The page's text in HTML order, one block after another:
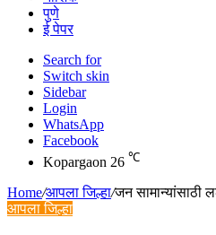
पुणे
ई पेपर
Search for
Switch skin
Sidebar
Login
WhatsApp
Facebook
Kopargaon 26 ℃
Home/आपला जिल्हा/जन सामान्यांसाठी
आपला जिल्हा